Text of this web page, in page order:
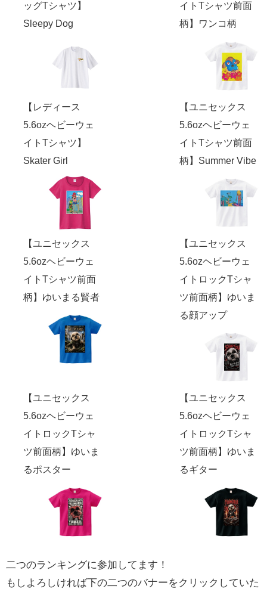
ッグTシャツ】
Sleepy Dog
イトTシャツ前面
柄】ワンコ柄
【レディース
5.6ozヘビーウェ
イトTシャツ】
Skater Girl
【ユニセックス
5.6ozヘビーウェ
イトTシャツ前面
柄】Summer Vibe
【ユニセックス
5.6ozヘビーウェ
イトTシャツ前面
柄】ゆいまる賢者
【ユニセックス
5.6ozヘビーウェ
イトロックTシャ
ツ前面柄】ゆいま
る顔アップ
【ユニセックス
5.6ozヘビーウェ
イトロックTシャ
ツ前面柄】ゆいま
るポスター
【ユニセックス
5.6ozヘビーウェ
イトロックTシャ
ツ前面柄】ゆいま
るギター
二つのランキングに参加してます！
もしよろしければ下の二つのバナーをクリックしていた